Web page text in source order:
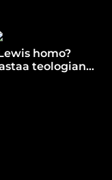
homo?
teologian